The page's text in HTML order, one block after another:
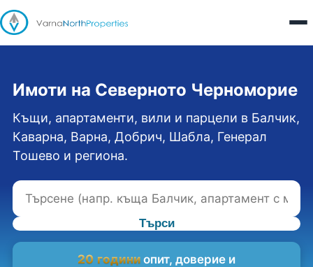
Имоти на Северното Черноморие
Къщи, апартаменти, вили и парцели в Балчик,
Каварна, Варна, Добрич, Шабла, Генерал
Тошево и региона.
Търси
20 години опит, доверие и